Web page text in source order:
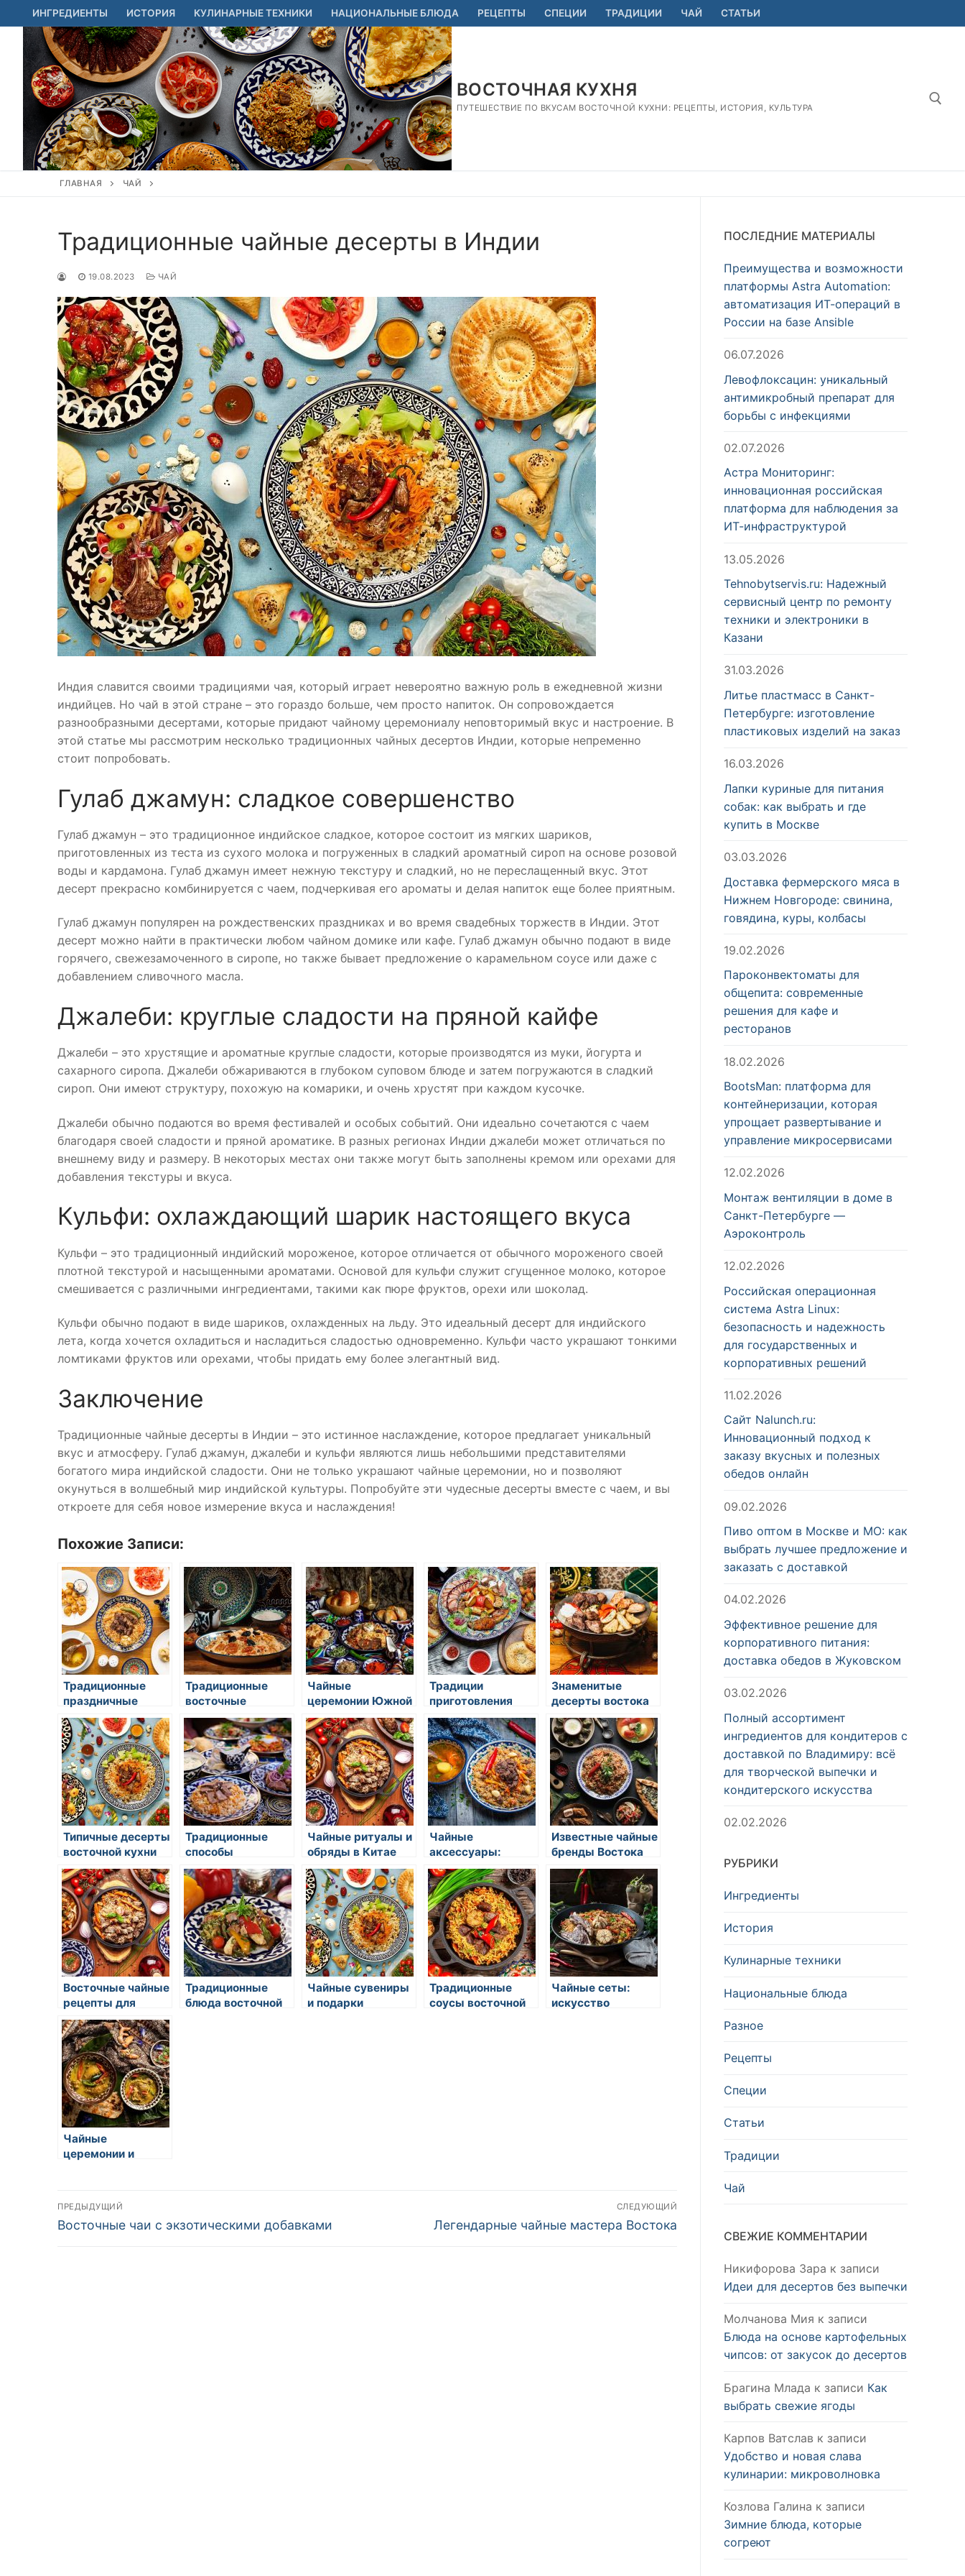
Перейти
к
содержимому
ИНГРЕДИЕНТЫ ИСТОРИЯ КУЛИНАРНЫЕ ТЕХНИКИ НАЦИОНАЛЬНЫЕ БЛЮДА РЕЦЕПТЫ СПЕЦИИ ТРАДИЦИИ ЧАЙ СТАТЬИ
ВОСТОЧНАЯ КУХНЯ
ПУТЕШЕСТВИЕ ПО ВКУСАМ ВОСТОЧНОЙ КУХНИ: РЕЦЕПТЫ, ИСТОРИЯ, КУЛЬТУРА
ГЛАВНАЯ ЧАЙ
Традиционные чайные десерты в Индии
19.08.2023 ЧАЙ
Индия славится своими традициями чая, который играет невероятно важную роль в ежедневной жизни
индийцев. Но чай в этой стране – это гораздо больше, чем просто напиток. Он сопровождается
разнообразными десертами, которые придают чайному церемониалу неповторимый вкус и настроение. В
этой статье мы рассмотрим несколько традиционных чайных десертов Индии, которые непременно
стоит попробовать.
Гулаб джамун: сладкое совершенство
Гулаб джамун – это традиционное индийское сладкое, которое состоит из мягких шариков,
приготовленных из теста из сухого молока и погруженных в сладкий ароматный сироп на основе розовой
воды и кардамона. Гулаб джамун имеет нежную текстуру и сладкий, но не переслащенный вкус. Этот
десерт прекрасно комбинируется с чаем, подчеркивая его ароматы и делая напиток еще более приятным.
Гулаб джамун популярен на рождественских праздниках и во время свадебных торжеств в Индии. Этот
десерт можно найти в практически любом чайном домике или кафе. Гулаб джамун обычно подают в виде
горячего, свежезамоченного в сиропе, но также бывает предложение о карамельном соусе или даже с
добавлением сливочного масла.
Джалеби: круглые сладости на пряной кайфе
Джалеби – это хрустящие и ароматные круглые сладости, которые производятся из муки, йогурта и
сахарного сиропа. Джалеби обжариваются в глубоком суповом блюде и затем погружаются в сладкий
сироп. Они имеют структуру, похожую на комарики, и очень хрустят при каждом кусочке.
Джалеби обычно подаются во время фестивалей и особых событий. Они идеально сочетаются с чаем
благодаря своей сладости и пряной ароматике. В разных регионах Индии джалеби может отличаться по
внешнему виду и размеру. В некоторых местах они также могут быть заполнены кремом или орехами для
добавления текстуры и вкуса.
Кульфи: охлаждающий шарик настоящего вкуса
Кульфи – это традиционный индийский мороженое, которое отличается от обычного мороженого своей
плотной текстурой и насыщенными ароматами. Основой для кульфи служит сгущенное молоко, которое
смешивается с различными ингредиентами, такими как пюре фруктов, орехи или шоколад.
Кульфи обычно подают в виде шариков, охлажденных на льду. Это идеальный десерт для индийского
лета, когда хочется охладиться и насладиться сладостью одновременно. Кульфи часто украшают тонкими
ломтиками фруктов или орехами, чтобы придать ему более элегантный вид.
Заключение
Традиционные чайные десерты в Индии – это истинное наслаждение, которое предлагает уникальный
вкус и атмосферу. Гулаб джамун, джалеби и кульфи являются лишь небольшими представителями
богатого мира индийской сладости. Они не только украшают чайные церемонии, но и позволяют
окунуться в волшебный мир индийской культуры. Попробуйте эти чудесные десерты вместе с чаем, и вы
откроете для себя новое измерение вкуса и наслаждения!
Похожие Записи:
Традиционные
праздничные
блюда в восточной
кухне
Традиционные
восточные
сладости к чаю
Чайные
церемонии Южной
Кореи
Традиции
приготовления
праздничных
сладостей
Знаменитые
десерты востока
Типичные десерты
восточной кухни
Традиционные
способы
приготовления чая
в восточных
странах
Чайные ритуалы и
обряды в Китае
Чайные
аксессуары:
чайники, чашки,
ложки
Известные чайные
бренды Востока
Восточные чайные
рецепты для
здоровья
Традиционные
блюда восточной
Чайные сувениры
и подарки
Традиционные
соусы восточной
Чайные сеты:
искусство
Чайные
церемонии и
восточной кухни
Навигация
по
ПРЕДЫДУЩИЙ
Предыдущая
Восточные чаи с экзотическими добавками
СЛЕДУЮЩИЙ
Следующая
Легендарные чайные мастера Востока
ПОСЛЕДНИЕ МАТЕРИАЛЫ
Преимущества и возможности
платформы Astra Automation:
автоматизация ИТ-операций в
России на базе Ansible
06.07.2026
Левофлоксацин: уникальный
антимикробный препарат для
борьбы с инфекциями
02.07.2026
Астра Мониторинг:
инновационная российская
платформа для наблюдения за
ИТ-инфраструктурой
13.05.2026
Tehnobytservis.ru: Надежный
сервисный центр по ремонту
техники и электроники в
Казани
31.03.2026
Литье пластмасс в Санкт-
Петербурге: изготовление
пластиковых изделий на заказ
16.03.2026
Лапки куриные для питания
собак: как выбрать и где
купить в Москве
03.03.2026
Доставка фермерского мяса в
Нижнем Новгороде: свинина,
говядина, куры, колбасы
19.02.2026
Пароконвектоматы для
общепита: современные
решения для кафе и
ресторанов
18.02.2026
BootsMan: платформа для
контейнеризации, которая
упрощает развертывание и
управление микросервисами
12.02.2026
Монтаж вентиляции в доме в
Санкт-Петербурге —
Аэроконтроль
12.02.2026
Российская операционная
система Astra Linux:
безопасность и надежность
для государственных и
корпоративных решений
11.02.2026
Сайт Nalunch.ru:
Инновационный подход к
заказу вкусных и полезных
обедов онлайн
09.02.2026
Пиво оптом в Москве и МО: как
выбрать лучшее предложение и
заказать с доставкой
04.02.2026
Эффективное решение для
корпоративного питания:
доставка обедов в Жуковском
03.02.2026
Полный ассортимент
ингредиентов для кондитеров с
доставкой по Владимиру: всё
для творческой выпечки и
кондитерского искусства
02.02.2026
РУБРИКИ
Ингредиенты
История
Кулинарные техники
Национальные блюда
Разное
Рецепты
Специи
Статьи
Традиции
Чай
СВЕЖИЕ КОММЕНТАРИИ
Никифорова Зара к записи
Идеи для десертов без выпечки
Молчанова Мия к записи
Блюда на основе картофельных
чипсов: от закусок до десертов
Брагина Млада к записи Как
выбрать свежие ягоды
Карпов Ватслав к записи
Удобство и новая слава
кулинарии: микроволновка
Козлова Галина к записи
Зимние блюда, которые
согреют